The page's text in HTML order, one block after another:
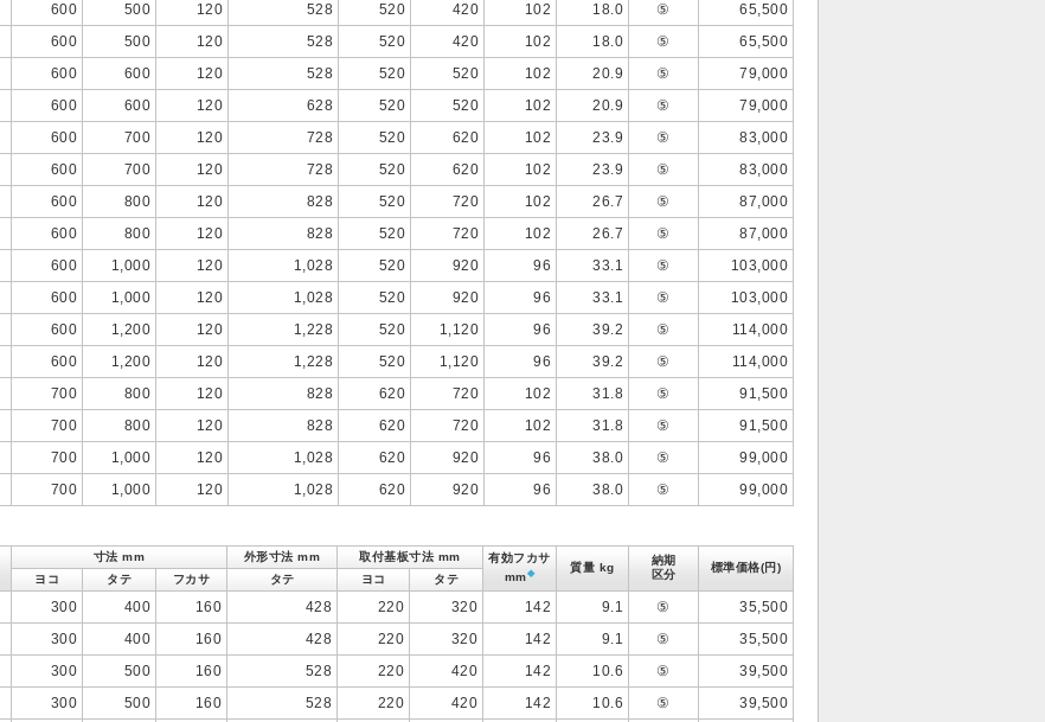
600 500 120 528 520 420 102 18.0 ⑤
65,500
600 500 120 528 520 420 102 18.0 ⑤
65,500
600 600 120 528 520 520 102 20.9 ⑤
79,000
600 600 120 628 520 520 102 20.9 ⑤
79,000
600 700 120 728 520 620 102 23.9 ⑤
83,000
600 700 120 728 520 620 102 23.9 ⑤
83,000
600 800 120 828 520 720 102 26.7 ⑤
87,000
600 800 120 828 520 720 102 26.7 ⑤
87,000
600 1,000 120 1,028 520 920 96 33.1 ⑤
103,000
600 1,000 120 1,028 520 920 96 33.1 ⑤
103,000
600 1,200 120 1,228 520 1,120 96 39.2 ⑤
114,000
600 1,200 120 1,228 520 1,120 96 39.2 ⑤
114,000
700 800 120 828 620 720 102 31.8 ⑤
91,500
700 800 120 828 620 720 102 31.8 ⑤
91,500
700 1,000 120 1,028 620 920 96 38.0 ⑤
99,000
700 1,000 120 1,028 620 920 96 38.0 ⑤ 99,000
寸法 mm 外形寸法 mm 取付基板寸法 mm
有効フカサ
mm◆ 質量 kg
納期
区分
標準価格(円)
ヨコ
タテ フカサ タテ ヨコ タテ
300 400 160 428 220 320 142 9.1 ⑤
35,500
300 400 160 428 220 320 142 9.1 ⑤
35,500
300 500 160 528 220 420 142 10.6 ⑤
39,500
300 500 160 528 220 420 142 10.6 ⑤
39,500